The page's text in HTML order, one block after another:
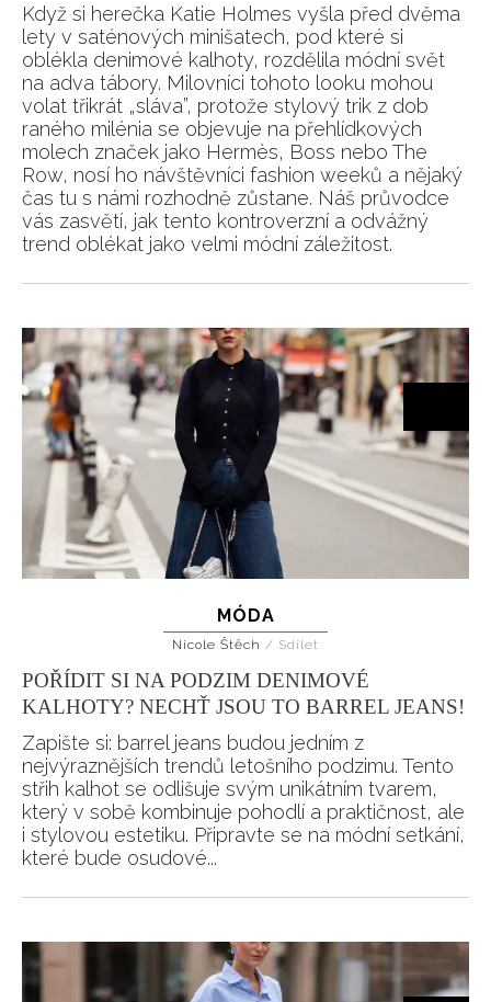
INFORMACE
Když si herečka Katie Holmes vyšla před dvěma
lety v saténových minišatech, pod které si
oblékla denimové kalhoty, rozdělila módní svět
na adva tábory. Milovníci tohoto looku mohou
volat třikrát „sláva”, protože stylový trik z dob
raného milénia se objevuje na přehlídkových
molech značek jako Hermès, Boss nebo The
Row, nosí ho návštěvníci fashion weeků a nějaký
čas tu s námi rozhodně zůstane. Náš průvodce
vás zasvětí, jak tento kontroverzní a odvážný
trend oblékat jako velmi módní záležitost.
MÓDA
Nicole Štěch / Sdílet
POŘÍDIT SI NA PODZIM DENIMOVÉ
KALHOTY? NECHŤ JSOU TO BARREL JEANS!
Zapište si: barrel jeans budou jedním z
nejvýraznějších trendů letošního podzimu. Tento
střih kalhot se odlišuje svým unikátním tvarem,
který v sobě kombinuje pohodlí a praktičnost, ale
i stylovou estetiku. Připravte se na módní setkání,
které bude osudové...